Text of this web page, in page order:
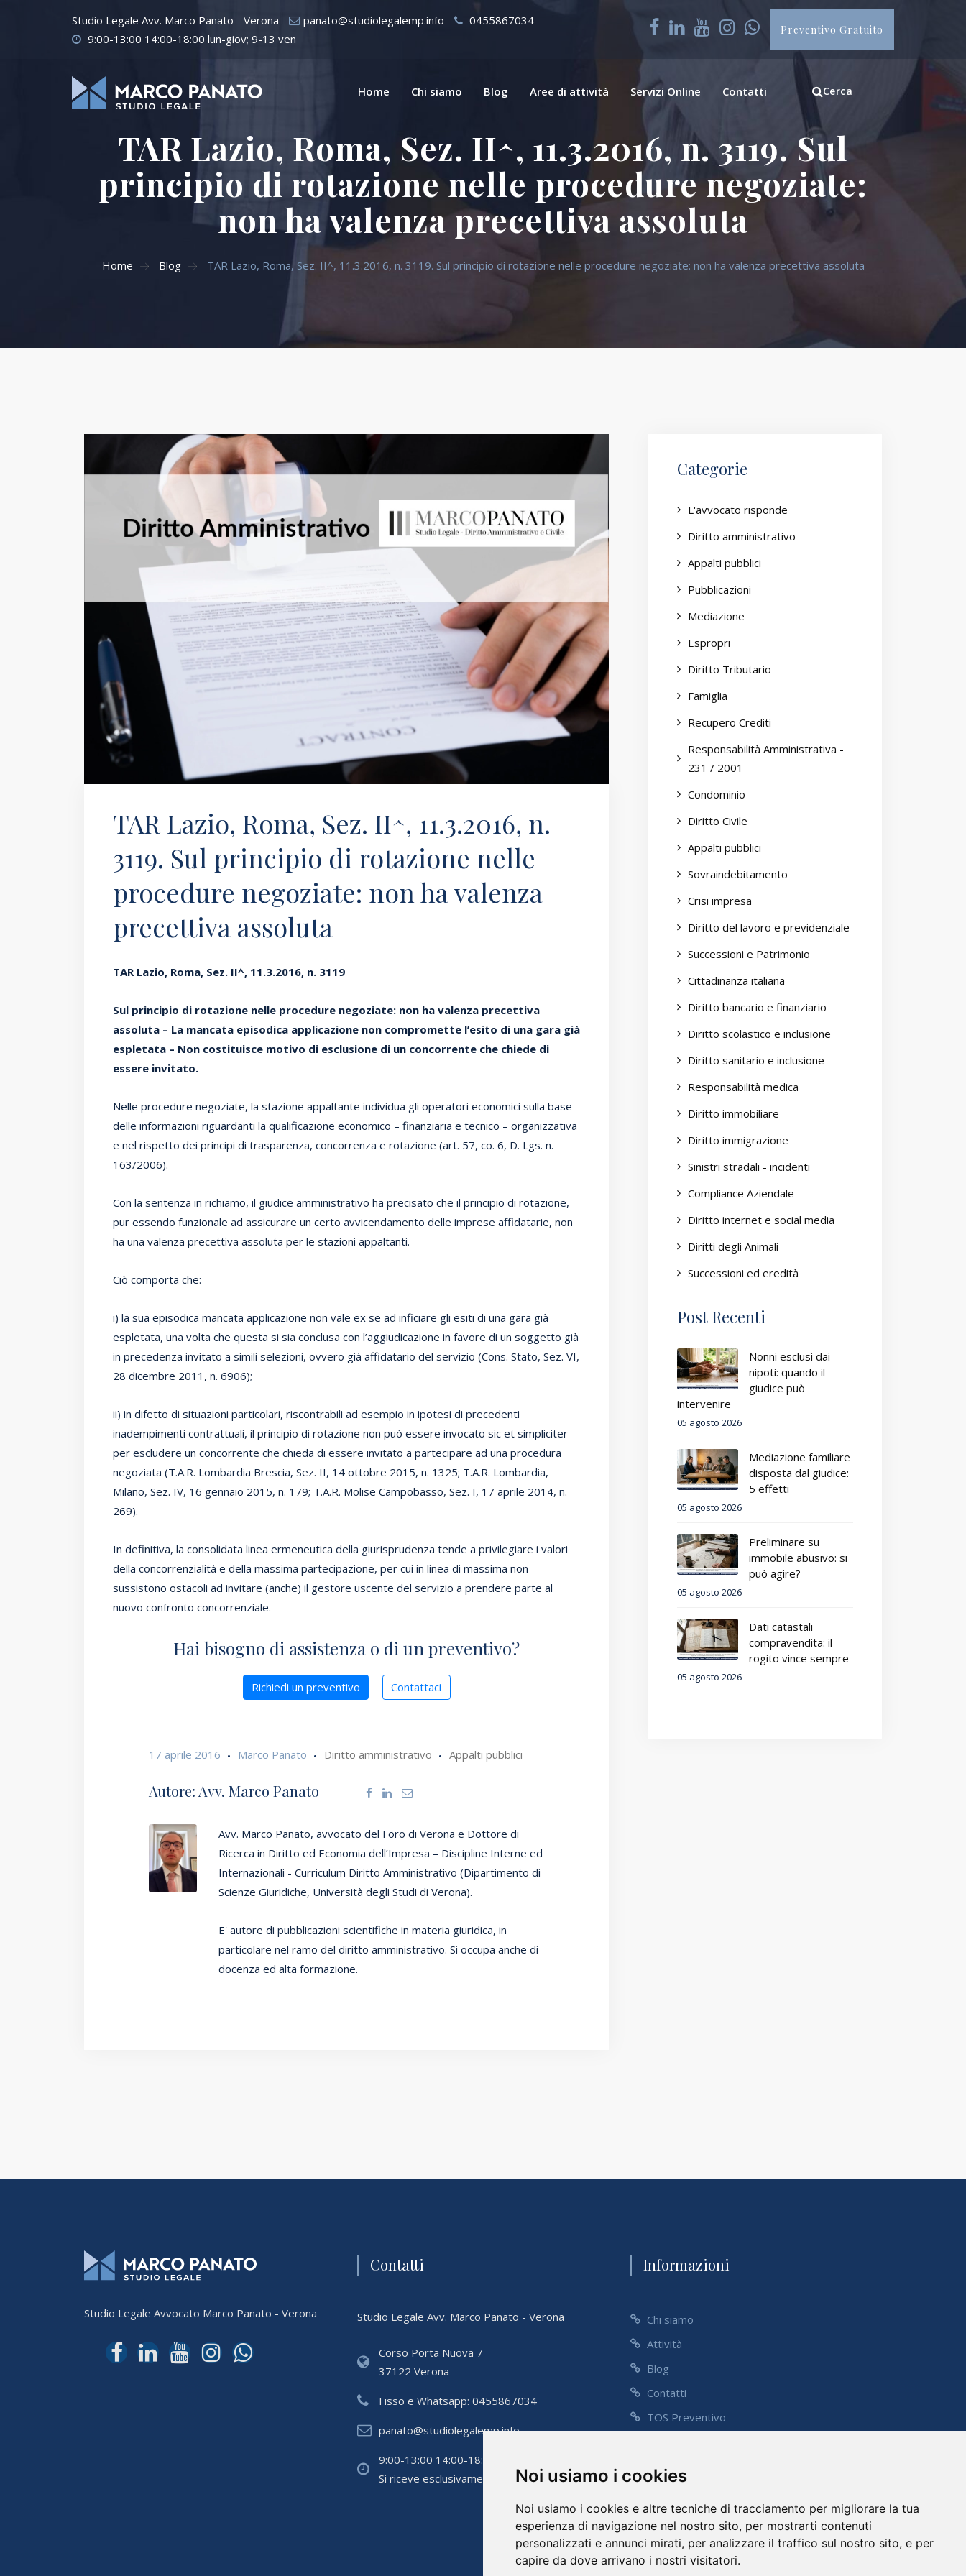
Noi usiamo i cookies
Noi usiamo i cookies e altre tecniche di tracciamento per migliorare la tua
esperienza di navigazione nel nostro sito, per mostrarti contenuti
personalizzati e annunci mirati, per analizzare il traffico sul nostro sito, e per
capire da dove arrivano i nostri visitatori.
Studio Legale Avv. Marco Panato - Verona panato@studiolegalemp.info
0455867034
9:00-13:00 14:00-18:00 lun-giov; 9-13 ven
Preventivo Gratuito
Home Chi siamo Blog Aree di attività Servizi Online Contatti Cerca
TAR Lazio, Roma, Sez. II^, 11.3.2016, n. 3119. Sul
principio di rotazione nelle procedure negoziate:
non ha valenza precettiva assoluta
Home Blog TAR Lazio, Roma, Sez. II^, 11.3.2016, n. 3119. Sul principio di rotazione nelle procedure negoziate: non ha valenza precettiva assoluta
TAR Lazio, Roma, Sez. II^, 11.3.2016, n.
3119. Sul principio di rotazione nelle
procedure negoziate: non ha valenza
precettiva assoluta
TAR Lazio, Roma, Sez. II^, 11.3.2016, n. 3119
Sul principio di rotazione nelle procedure negoziate: non ha valenza precettiva
assoluta – La mancata episodica applicazione non compromette l’esito di una gara già
espletata – Non costituisce motivo di esclusione di un concorrente che chiede di
essere invitato.
Nelle procedure negoziate, la stazione appaltante individua gli operatori economici sulla base
delle informazioni riguardanti la qualificazione economico – finanziaria e tecnico – organizzativa
e nel rispetto dei principi di trasparenza, concorrenza e rotazione (art. 57, co. 6, D. Lgs. n.
163/2006).
Con la sentenza in richiamo, il giudice amministrativo ha precisato che il principio di rotazione,
pur essendo funzionale ad assicurare un certo avvicendamento delle imprese affidatarie, non
ha una valenza precettiva assoluta per le stazioni appaltanti.
Ciò comporta che:
i) la sua episodica mancata applicazione non vale ex se ad inficiare gli esiti di una gara già
espletata, una volta che questa si sia conclusa con l’aggiudicazione in favore di un soggetto già
in precedenza invitato a simili selezioni, ovvero già affidatario del servizio (Cons. Stato, Sez. VI,
28 dicembre 2011, n. 6906);
ii) in difetto di situazioni particolari, riscontrabili ad esempio in ipotesi di precedenti
inadempimenti contrattuali, il principio di rotazione non può essere invocato sic et simpliciter
per escludere un concorrente che chieda di essere invitato a partecipare ad una procedura
negoziata (T.A.R. Lombardia Brescia, Sez. II, 14 ottobre 2015, n. 1325; T.A.R. Lombardia,
Milano, Sez. IV, 16 gennaio 2015, n. 179; T.A.R. Molise Campobasso, Sez. I, 17 aprile 2014, n.
269).
In definitiva, la consolidata linea ermeneutica della giurisprudenza tende a privilegiare i valori
della concorrenzialità e della massima partecipazione, per cui in linea di massima non
sussistono ostacoli ad invitare (anche) il gestore uscente del servizio a prendere parte al
nuovo confronto concorrenziale.
Hai bisogno di assistenza o di un preventivo?
Richiedi un preventivo Contattaci
17 aprile 2016 Marco Panato Diritto amministrativo Appalti pubblici
Autore: Avv. Marco Panato
Avv. Marco Panato, avvocato del Foro di Verona e Dottore di
Ricerca in Diritto ed Economia dell’Impresa – Discipline Interne ed
Internazionali - Curriculum Diritto Amministrativo (Dipartimento di
Scienze Giuridiche, Università degli Studi di Verona).
E' autore di pubblicazioni scientifiche in materia giuridica, in
particolare nel ramo del diritto amministrativo. Si occupa anche di
docenza ed alta formazione.
Categorie
L'avvocato risponde
Diritto amministrativo
Appalti pubblici
Pubblicazioni
Mediazione
Espropri
Diritto Tributario
Famiglia
Recupero Crediti
Responsabilità Amministrativa -
231 / 2001
Condominio
Diritto Civile
Appalti pubblici
Sovraindebitamento
Crisi impresa
Diritto del lavoro e previdenziale
Successioni e Patrimonio
Cittadinanza italiana
Diritto bancario e finanziario
Diritto scolastico e inclusione
Diritto sanitario e inclusione
Responsabilità medica
Diritto immobiliare
Diritto immigrazione
Sinistri stradali - incidenti
Compliance Aziendale
Diritto internet e social media
Diritti degli Animali
Successioni ed eredità
Post Recenti
Nonni esclusi dai
nipoti: quando il
giudice può
intervenire
05 agosto 2026
Mediazione familiare
disposta dal giudice:
5 effetti
05 agosto 2026
Preliminare su
immobile abusivo: si
può agire?
05 agosto 2026
Dati catastali
compravendita: il
rogito vince sempre
05 agosto 2026
Studio Legale Avvocato Marco Panato - Verona
Contatti
Studio Legale Avv. Marco Panato - Verona
Corso Porta Nuova 7
37122 Verona
Fisso e Whatsapp: 0455867034
panato@studiolegalemp.info
9:00-13:00 14:00-18:00 lun-giov; 9-13 ven
Si riceve esclusivamente su appuntamento
Informazioni
Chi siamo
Attività
Blog
Contatti
TOS Preventivo
Cookie Policy